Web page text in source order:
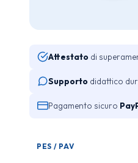
Attestato di
Supporto didattico
Pagamento sicuro
PES / PAV